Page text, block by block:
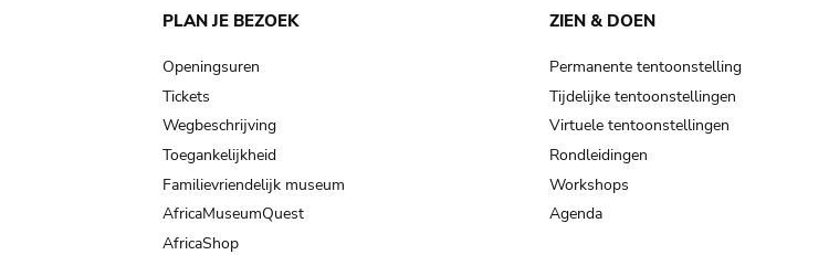
Main
navigation
PLAN JE BEZOEK
Openingsuren
Tickets
Wegbeschrijving
Toegankelijkheid
Familievriendelijk museum
AfricaMuseumQuest
AfricaShop
ZIEN & DOEN
Permanente tentoonstelling
Tijdelijke tentoonstellingen
Virtuele tentoonstellingen
Rondleidingen
Workshops
Agenda